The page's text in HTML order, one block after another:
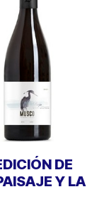
DE
Y LA